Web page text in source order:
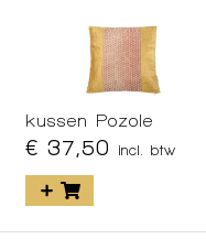
kussen Pozole
€ 37,50 incl. btw